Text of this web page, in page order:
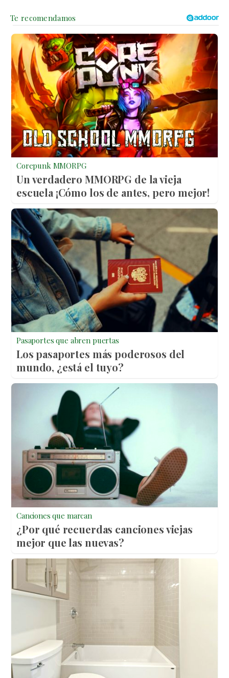
Corepunk MMORPG
Un verdadero MMORPG de la vieja
escuela ¡Cómo los de antes, pero mejor!
Pasaportes que abren puertas
Los pasaportes más poderosos del
mundo, ¿está el tuyo?
Canciones que marcan
¿Por qué recuerdas canciones viejas
mejor que las nuevas?